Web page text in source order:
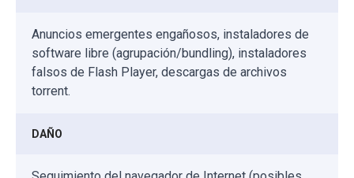
Anuncios emergentes engañosos, instaladores de
software libre (agrupación/bundling), instaladores
falsos de Flash Player, descargas de archivos
torrent.
DAÑO